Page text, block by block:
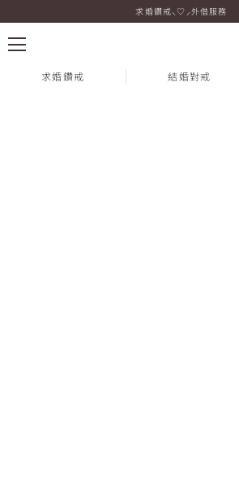
結婚套戒 CARINA & FREY 黃K金
求婚鑽戒⸜♡⸝外借服務
求婚鑽戒 結婚對戒